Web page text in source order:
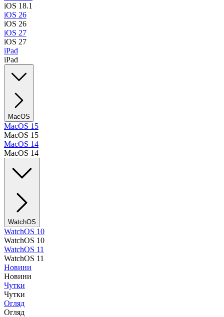
iOS 18.1
iOS 26
iOS 26
iOS 27
iOS 27
iPad
iPad
MacOS
MacOS 15
MacOS 15
MacOS 14
MacOS 14
WatchOS
WatchOS 10
WatchOS 10
WatchOS 11
WatchOS 11
Новини
Новини
Чутки
Чутки
Огляд
Огляд